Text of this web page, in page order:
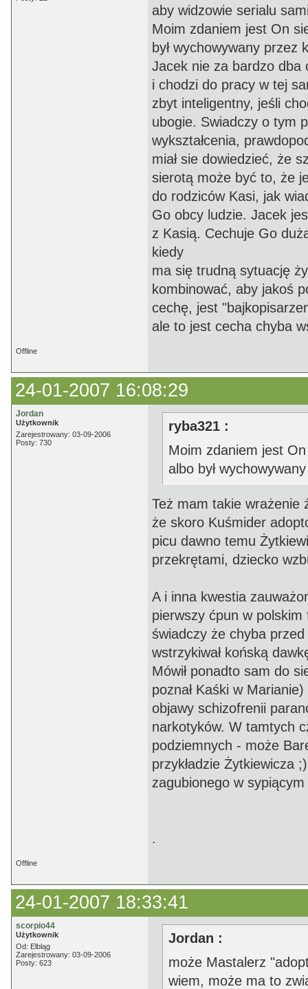
aby widzowie serialu
Moim zdaniem jest On
był wychowywany
Jacek nie za bardzo dba
i chodzi do pracy w tej
zbyt inteligentny, jeśli
ubogie. Swiadczy o tym
wykształcenia,
miał sie dowiedzieć, że
sierotą może być to, że
do rodziców Kasi, jak
Go obcy ludzie. Jacek
z Kasią. Cechuje Go
kiedy
ma się trudną sytuację
kombinować, aby jakoś
cechę, jest
ale to jest cecha chyba
Offline
24-01-2007 16:08:29
Jordan
Użytkownik
Zarejestrowany: 03-09-2006
Posty: 730
ryba321 :
Moim zdaniem jest
albo był
Też mam takie wrażenie
że skoro Kuśmider
picu dawno temu
przekrętami, dziecko
A i inna kwestia
pierwszy ćpun w
świadczy że chyba
wstrzykiwał końską
Mówił ponadto sam do
poznał Kaśki w
objawy schizofrenii
narkotyków. W tamtych
podziemnych - może
przykładzie Żytkiewicza
zagubionego w
.
Offline
24-01-2007 18:33:41
scorpio44
Użytkownik
Od: Elbląg
Zarejestrowany: 03-09-2006
Posty: 623
Jordan :
może Mastalerz
wiem, może ma to